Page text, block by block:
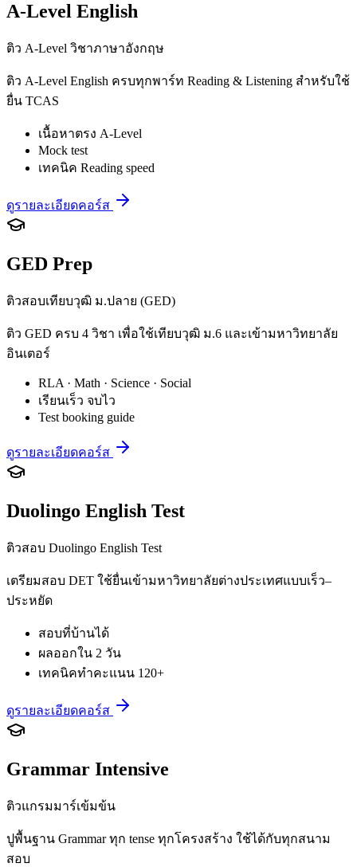
A-Level English
ติว A-Level วิชาภาษาอังกฤษ
ติว A-Level English ครบทุกพาร์ท Reading & Listening สำหรับใช้
ยื่น TCAS
เนื้อหาตรง A-Level
Mock test
เทคนิค Reading speed
ดูรายละเอียดคอร์ส
GED Prep
ติวสอบเทียบวุฒิ ม.ปลาย (GED)
ติว GED ครบ 4 วิชา เพื่อใช้เทียบวุฒิ ม.6 และเข้ามหาวิทยาลัย
อินเตอร์
RLA · Math · Science · Social
เรียนเร็ว จบไว
Test booking guide
ดูรายละเอียดคอร์ส
Duolingo English Test
ติวสอบ Duolingo English Test
เตรียมสอบ DET ใช้ยื่นเข้ามหาวิทยาลัยต่างประเทศแบบเร็ว–
ประหยัด
สอบที่บ้านได้
ผลออกใน 2 วัน
เทคนิคทำคะแนน 120+
ดูรายละเอียดคอร์ส
Grammar Intensive
ติวแกรมมาร์เข้มข้น
ปูพื้นฐาน Grammar ทุก tense ทุกโครงสร้าง ใช้ได้กับทุกสนาม
สอบ